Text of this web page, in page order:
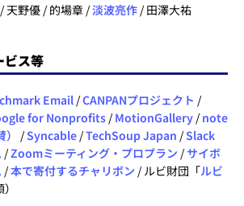
/ 天野優 / 的場章 /淡波亮作 / 田澤大祐
ビス等
Email /CANPANプロジェクト /
for Nonprofits / MotionGallery / note
/Syncable /TechSoup Japan /Slack
/Zoomミーティング・プロプラン /サイボ
/本で寄付するチャリボン / ルビ財団「ルビ